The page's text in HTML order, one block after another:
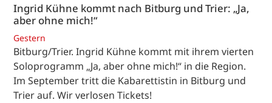
Ingrid Kühne kommt nach Bitburg und Trier: „Ja,
aber ohne mich!“
Gestern
Bitburg/Trier. Ingrid Kühne kommt mit ihrem vierten
Soloprogramm „Ja, aber ohne mich!“ in die Region.
Im September tritt die Kabarettistin in Bitburg und
Trier auf. Wir verlosen Tickets!